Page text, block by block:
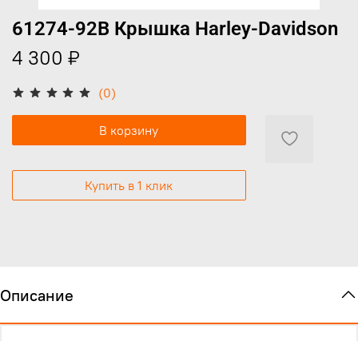
(0)
61274-92B Крышка Harley-Davidson
4 300 ₽
В корзину
Купить в 1 клик
Описание